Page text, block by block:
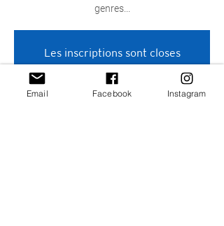
genres...
Les inscriptions sont closes
Voir autres événements
Email Facebook Instagram